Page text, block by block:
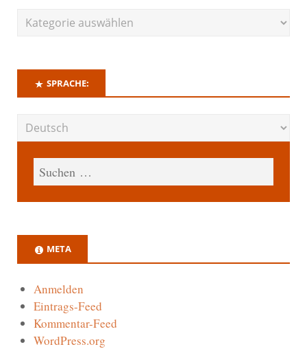
SPRACHE:
META
Anmelden
Eintrags-Feed
Kommentar-Feed
WordPress.org